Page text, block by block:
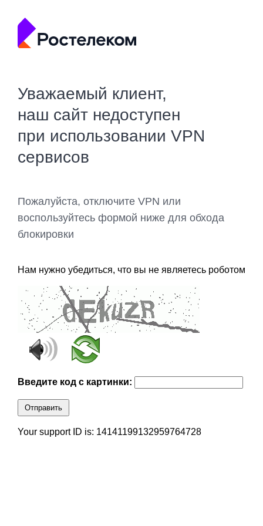
Уважаемый клиент,
наш сайт недоступен
при использовании VPN
сервисов
Пожалуйста, отключите VPN или
воспользуйтесь формой ниже для обхода
блокировки
Нам нужно убедиться, что вы не являетесь роботом
Введите код с картинки:
Отправить
Your support ID is: 14141199132959764728